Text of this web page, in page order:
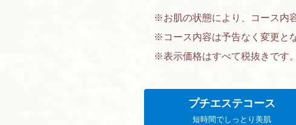
※お肌の状態により、コース内
※コース内容は予告なく変更と
※表示価格はすべて税抜きです。
プチエステコース
短時間でしっとり美肌